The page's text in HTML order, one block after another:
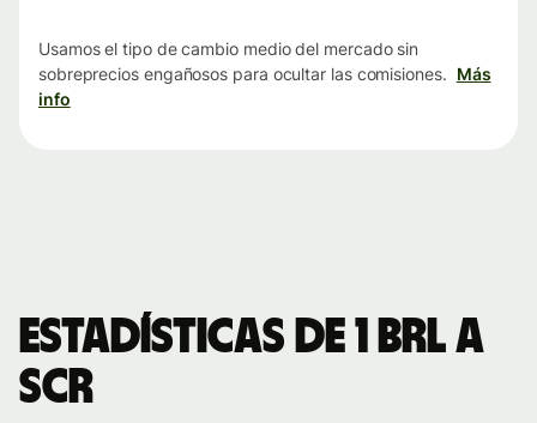
Usamos el tipo de cambio medio del mercado sin
sobreprecios engañosos para ocultar las comisiones. Más
info
Estadísticas de 1 BRL a
SCR